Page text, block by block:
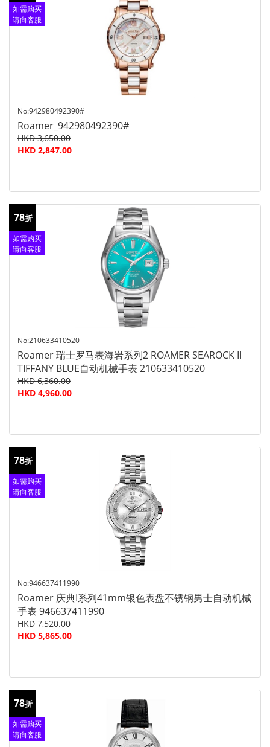
如需购买
请向客服
No:942980492390#
Roamer_942980492390#
HKD 3,650.00
HKD 2,847.00
78折
如需购买
请向客服
No:210633410520
Roamer 瑞士罗马表海岩系列2 ROAMER SEAROCK II
TIFFANY BLUE自动机械手表 210633410520
HKD 6,360.00
HKD 4,960.00
78折
如需购买
请向客服
No:946637411990
Roamer 庆典I系列41mm银色表盘不锈钢男士自动机械
手表 946637411990
HKD 7,520.00
HKD 5,865.00
78折
如需购买
请向客服